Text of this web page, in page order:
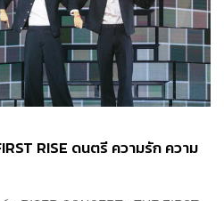
RISE ดนตรี ความรัก ความ